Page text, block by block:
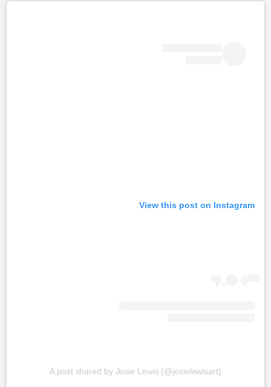
View this post on Instagram
A post shared by Josie Lewis (@josielewisart)